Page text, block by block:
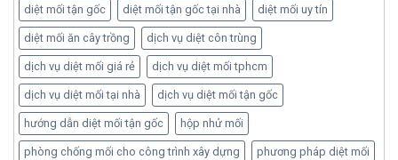
diệt mối tận gốc diệt mối tận gốc tại nhà diệt mối uy tín
diệt mối ăn cây trồng dịch vụ diệt côn trùng
dịch vụ diệt mối giá rẻ dịch vụ diệt mối tphcm
dịch vụ diệt mối tại nhà dịch vụ diệt mối tận gốc
hướng dẫn diệt mối tận gốc hộp nhử mối
phòng chống mối cho công trình xây dựng phương pháp diệt mối